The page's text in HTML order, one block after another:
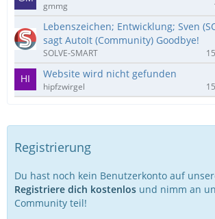
gmmg
Lebenszeichen; Entwicklung; Sven
sagt AutoIt (Community) Goodbye!
SOLVE-SMART
Website wird nicht gefunden
hipfzwirgel
Registrierung
Du hast noch kein Benutzerkonto auf
Registriere dich kostenlos und nimm an
Community teil!